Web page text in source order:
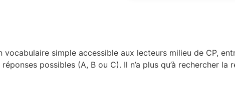
simple accessible aux lecteurs milieu de CP,
possibles (A, B ou C). Il n’a plus qu’à rechercher